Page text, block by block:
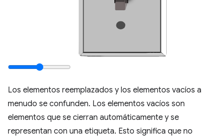
Los elementos reemplazados y los elementos vacíos a
menudo se confunden. Los elementos vacíos son
elementos que se cierran automáticamente y se
representan con una etiqueta. Esto significa que no